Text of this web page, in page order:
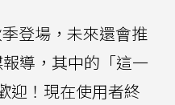
登場，未來還會推
導，其中的「這一
迎！現在使用者終